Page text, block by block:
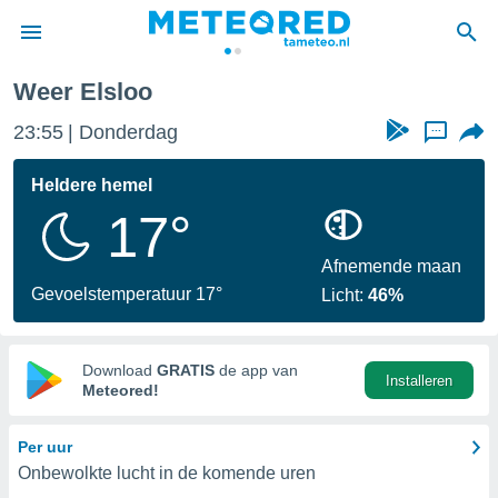
door
verstrekte
hoge
hebt de
voor
op basis
Weer Elsloo
23:55 Donderdag ...
Heldere hemel
17°
Gevoelstemperatuur 17°
Afnemende maan
Licht:46%
Download GRATIS de app van
Meteored!
Installeren
Per uur
Onbewolkte lucht in de komende uren